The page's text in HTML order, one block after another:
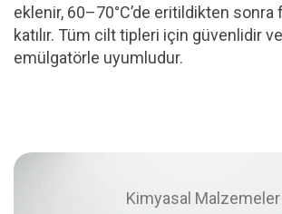
eklenir, 60–70°C’de eritildikten
katılır. Tüm cilt tipleri için güvenlidir
emülgatörle uyumludur.
Kimyasal Malzemeler